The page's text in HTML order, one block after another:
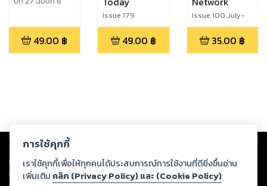
ธันวาคม 2563
49.00 ฿
Issue 179
September-
October 2020
49.00 ฿
Issue 100 July-
August 2020
35.00 ฿
Copyright © 2026
ต่อผลงานหรือเนื้อหาใดที่อัปโหลดผ่านเว็บไซต์และปรากฏว่าละเมิดสิทธิใน
ทรัพย์สินทางปัญญาของบุคคลอื่นหรือขัดต่อกฎหมายและศีลธรรม ดังนั้น ผู้อ่าน
ทุกท่านโปรดใช้วิจารณญาณในการกลั่นกรองด้วยตนเอง และหากท่านพบว่าส่วน
การใช้คุกกี้
เราใช้คุกกี้เพื่อให้ทุกคนได้ประสบการณ์การใช้งานที่ดียิ่งขึ้นอ่าน
เพิ่มเติม คลิก (Privacy Policy) และ (Cookie Policy)